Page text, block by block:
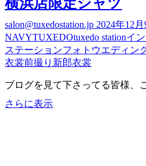
さ
🦌
💨
横浜店限定シャツ
salon@tuxedostation.jp 2024年12月
NAVYTUXEDOtuxedo stationイ
ステーションフォトウエディン
衣裳前撮り 新郎衣裳
ブログを見て下さってる皆様、
さらに表示横